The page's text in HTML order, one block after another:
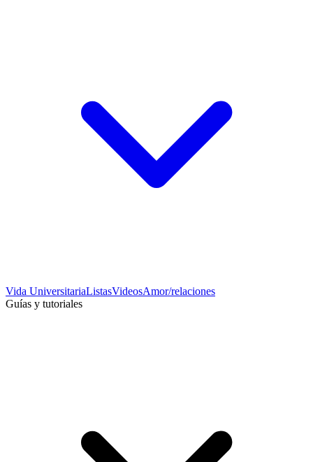
Vida UniversitariaListasVideosAmor/relaciones
Guías y tutoriales